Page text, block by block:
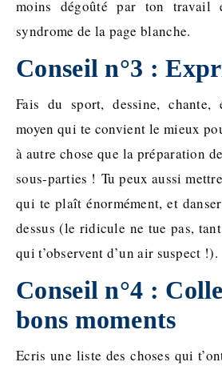
moins dégoûté par ton travail
syndrome de la page blanche.
Conseil n°3 :
Fais du sport, dessine,
moyen qui te convient le mieux
à autre chose que la préparation
sous-parties !Tu peux aussi
qui te plaît énormément, et
dessus (le ridicule ne tue pas,
qui t’observent d’un air suspect !).
Conseil n°4 :
bons moments
Ecris une liste des choses qui